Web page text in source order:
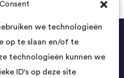
we technologieën
op te slaan en/of te
technologieën kunnen we
ID's op deze site